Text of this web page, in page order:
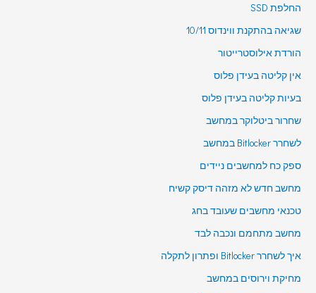
החלפת SSD
שגיאה בהתקנת ווינדוס 10/11
הורדת אילוסטרייטור
אין קליטה בעידן פלוס
בעיות קליטה בעידן פלוס
שחרור ביטלוקר במחשב
לשחרר Bitlocker במחשב
ספק כח למחשבים ניידים
מחשב חדש לא מזהה דיסק קשיח
טכנאי מחשבים שעובד בחג
מחשב מתחמם ונכבה לבד
איך לשחרר Bitlocker ופתרון לתקלה
מחיקת וירוסים במחשב